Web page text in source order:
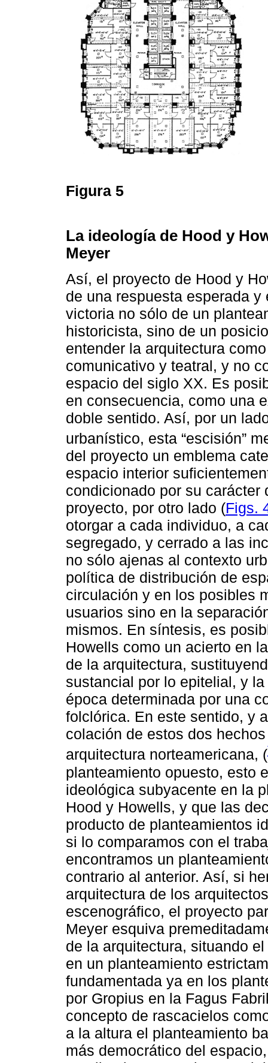
Figura 5
La ideología de Hood y
Meyer
Así, el proyecto de Hood y
de una respuesta esperada
victoria no sólo de un
historicista, sino de un
entender la arquitectura
comunicativo y teatral, y no
espacio del siglo XX. Es
en consecuencia, como una
doble sentido. Así, por un
urbanístico, esta “escisión”
del proyecto un emblema
espacio interior
condicionado por su
proyecto, por otro lado (Figs.
otorgar a cada individuo, a
segregado, y cerrado a las
no sólo ajenas al contexto
política de distribución de
circulación y en los posibles
usuarios sino en la
mismos. En síntesis, es
Howells como un acierto en
de la arquitectura,
sustancial por lo epitelial, y
época determinada por una
folclórica. En este sentido, y
colación de estos dos
arquitectura norteamericana, (
planteamiento opuesto, esto
ideológica subyacente en la
Hood y Howells, y que las
producto de planteamientos
si lo comparamos con el
encontramos un
contrario al anterior. Así, si
arquitectura de los
escenográfico, el proyecto
Meyer esquiva
de la arquitectura, situando
en un planteamiento
fundamentada ya en los
por Gropius en la Fagus
concepto de rascacielos
a la altura el planteamiento
más democrático del